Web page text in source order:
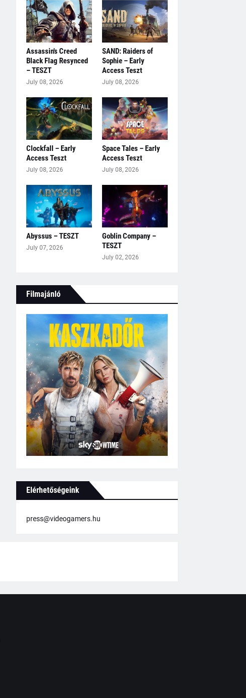
Assassin's Creed
Black Flag Resynced
– TESZT
July 08, 2026
SAND: Raiders of
Sophie – Early
Access Teszt
July 08, 2026
Clockfall – Early
Access Teszt
July 08, 2026
Space Tales – Early
Access Teszt
July 08, 2026
Abyssus – TESZT
July 07, 2026
Goblin Company –
TESZT
July 02, 2026
Filmajánló
Elérhetőségeink
press@videogamers.hu